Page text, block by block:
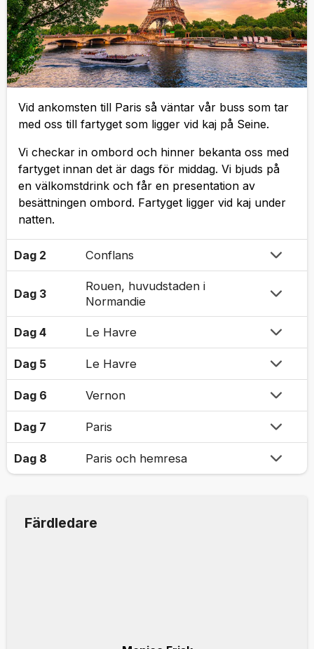
Vid ankomsten till Paris så väntar vår buss som tar
med oss till fartyget som ligger vid kaj på Seine.
Vi checkar in ombord och hinner bekanta oss med
fartyget innan det är dags för middag. Vi bjuds på
en välkomstdrink och får en presentation av
besättningen ombord. Fartyget ligger vid kaj under
natten.
Dag 2 Conflans
Dag 3
Rouen, huvudstaden i
Normandie
Dag 4 Le Havre
Dag 5 Le Havre
Dag 6 Vernon
Dag 7 Paris
Dag 8 Paris och hemresa
Färdledare